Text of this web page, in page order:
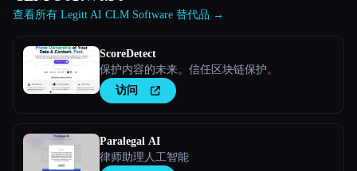
查看所有 Legitt AI CLM Software 替代品 →
ScoreDetect
保护内容的未来。信任区块链保护。
访问
Paralegal AI
律师助理人工智能